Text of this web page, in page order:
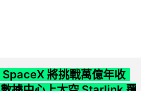
將挑戰萬億年收